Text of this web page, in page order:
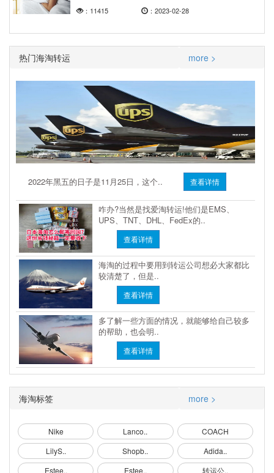
：11415
：2023-02-28
热门海淘转运 more >
2022年黑五的日子是11月25日，这个.. 查看详情
咋办?当然是找爱淘转运!他们是EMS、
UPS、TNT、DHL、FedEx的..
查看详情
海淘的过程中要用到转运公司想必大家都比
较清楚了，但是..
查看详情
多了解一些方面的情况，就能够给自己较多
的帮助，也会明..
查看详情
海淘标签 more >
Nike Lanco..
COACH
LilyS..
Shopb..
Adida..
Estee..
Estee.. 转运公..